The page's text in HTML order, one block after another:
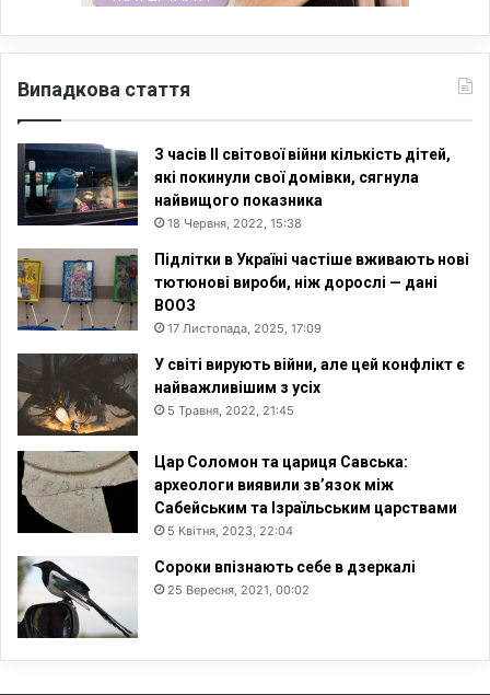
Випадкова стаття
З часів II світової війни кількість дітей,
які покинули свої домівки, сягнула
найвищого показника
18 Червня, 2022, 15:38
Підлітки в Україні частіше вживають нові
тютюнові вироби, ніж дорослі — дані
ВООЗ
17 Листопада, 2025, 17:09
У світі вирують війни, але цей конфлікт є
найважливішим з усіх
5 Травня, 2022, 21:45
Цар Соломон та цариця Савська:
археологи виявили зв’язок між
Сабейським та Ізраїльським царствами
5 Квітня, 2023, 22:04
Сороки впізнають себе в дзеркалі
25 Вересня, 2021, 00:02